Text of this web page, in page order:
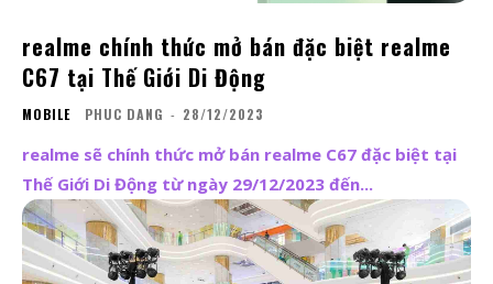
realme chính thức mở bán đặc biệt realme
C67 tại Thế Giới Di Động
MOBILE PHUC DANG - 28/12/2023
realme sẽ chính thức mở bán realme C67 đặc biệt tại
Thế Giới Di Động từ ngày 29/12/2023 đến...